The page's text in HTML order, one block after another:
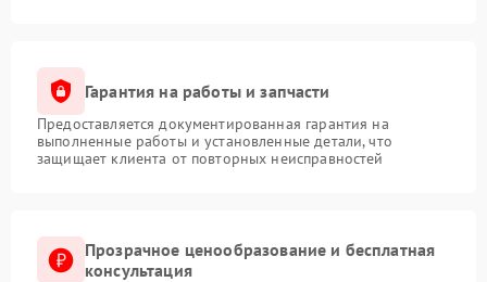
Гарантия на работы и запчасти
Предоставляется документированная гарантия на
выполненные работы и установленные детали, что
защищает клиента от повторных неисправностей
Прозрачное ценообразование и бесплатная
консультация